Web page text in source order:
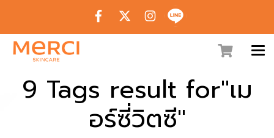
9 Tags result for"เม
อร์ซี่วิตซี"